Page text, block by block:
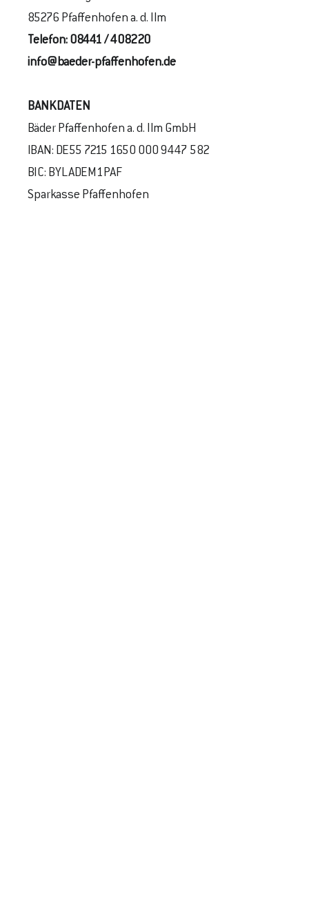
85276 Pfaffenhofen a. d. Ilm
Telefon: 08441 / 408220
info@baeder-pfaffenhofen.de
BANKDATEN
Bäder Pfaffenhofen a. d. Ilm GmbH
IBAN: DE55 7215 1650 000 9447 582
BIC: BYLADEM1PAF
Sparkasse Pfaffenhofen